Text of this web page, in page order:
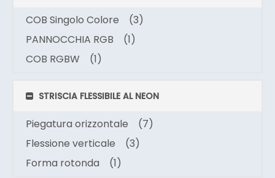
COB Singolo Colore
(3)
PANNOCCHIA RGB
(1)
COB RGBW
(1)
STRISCIA FLESSIBILE AL NEON
Piegatura orizzontale
(7)
Flessione verticale
(3)
Forma rotonda
(1)